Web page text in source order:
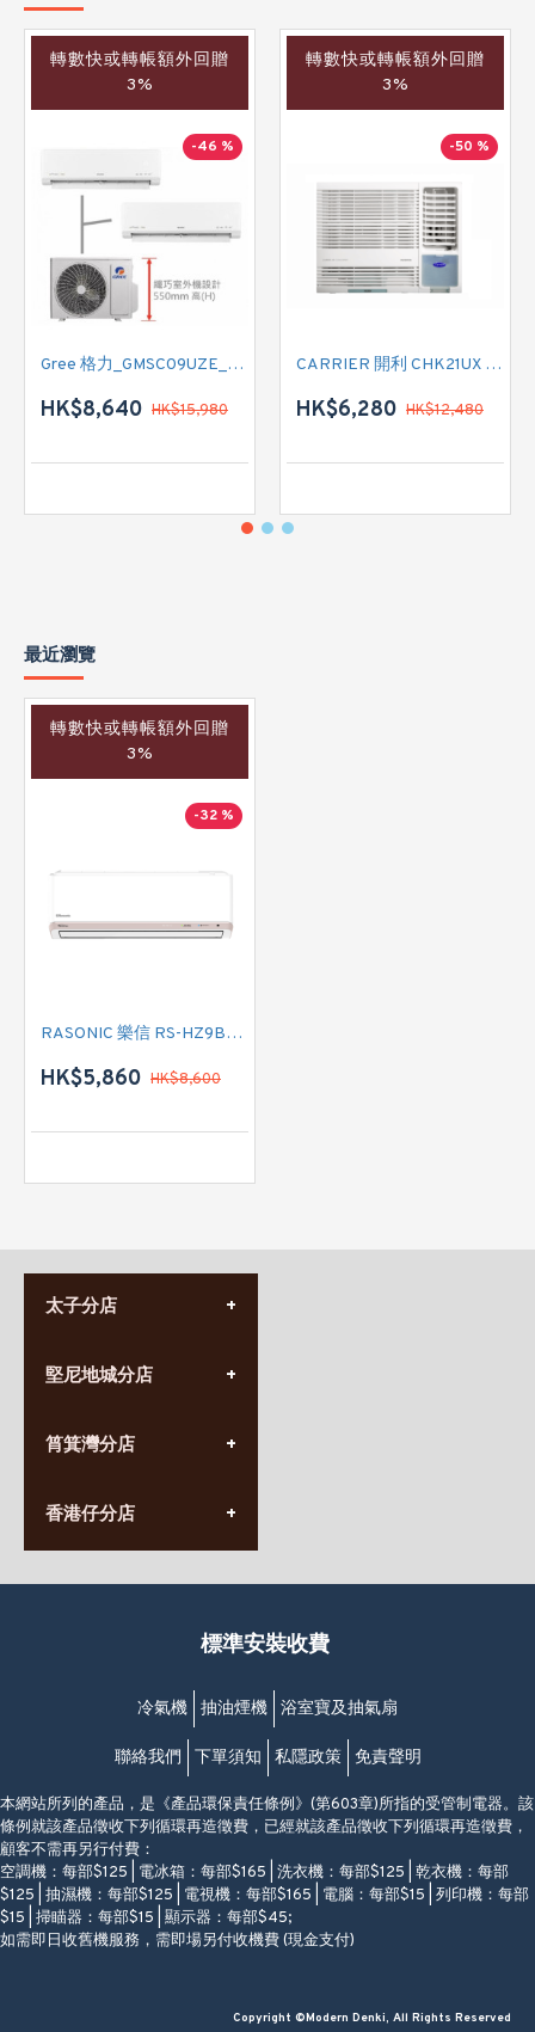
轉數快或轉帳額外回贈
3%
-46 %
Gree 格力_GMSC09UZE_GMSC12UZE_GMSC18UZC_R32 掛牆變頻式1拖2分體冷氣機 (淨冷型)
HK$8,640 HK$15,980
轉數快或轉帳額外回贈
3%
-50 %
CARRIER 開利 CHK21UX 二匹半 變頻淨冷窗口式冷氣機 (附遙控)
HK$6,280 HK$12,480
最近瀏覽
轉數快或轉帳額外回贈
3%
-32 %
RASONIC 樂信 RS-HZ9BW 一匹 變頻冷暖窗口分體式冷氣機(附遙控)
HK$5,860 HK$8,600
太子分店
營業時間:
九龍太子太子道西141號
堅尼地城分店
營業時間:
香港堅尼地城卑路乍街
(堅尼地城地鐵站B出口)
筲箕灣分店
營業時間:
(10:00am-20:30pm)
香港仔分店
營業時間:
香港香港仔成都道20-28號
(黃竹坑地鐵站轉4M專線小巴)
標準安裝收費
冷氣機 抽油煙機 浴室寶及抽氣扇
聯絡我們 下單須知 私隱政策 免責聲明
本網站所列的產品，是《產品環保責任條例》(第603章)所指的受管制電器。該
條例就該產品徵收下列循環再造徵費，已經就該產品徵收下列循環再造徵費，
顧客不需再另行付費：
空調機：每部$125 | 電冰箱：每部$165 | 洗衣機：每部$125 | 乾衣機：每部
$125 | 抽濕機：每部$125 | 電視機：每部$165 | 電腦：每部$15 | 列印機：每部
$15 | 掃瞄器：每部$15 | 顯示器：每部$45;
如需即日收舊機服務，需即場另付收機費 (現金支付)
Copyright ©Modern Denki, All Rights Reserved